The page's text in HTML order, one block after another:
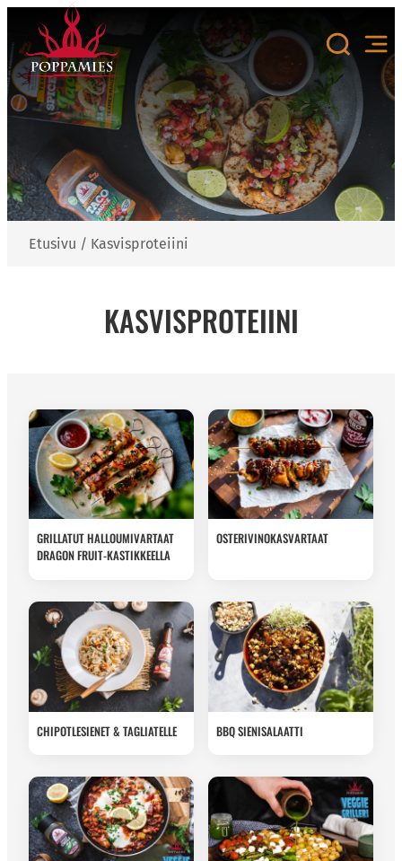
sisältöön
Etusivu / Kasvisproteiini
KASVISPROTEIINI
GRILLATUT HALLOUMIVARTAAT
DRAGON FRUIT-KASTIKKEELLA
OSTERIVINOKASVARTAAT
CHIPOTLESIENET & TAGLIATELLE BBQ SIENISALAATTI